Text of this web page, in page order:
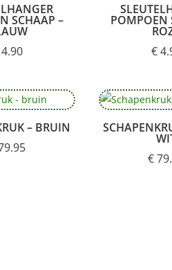
SCHAAP – POMPOEN
€
– BRUIN
€